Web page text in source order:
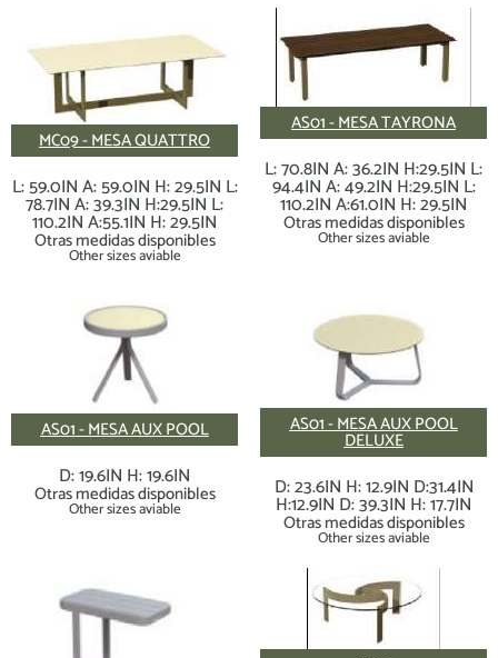
MC09 - MESA QUATTRO
L: 59.0IN A: 59.0IN H: 29.5IN L:
78.7IN A: 39.3IN H:29.5IN L:
110.2IN A:55.1IN H: 29.5IN
Otras medidas disponibles
Other sizes aviable
AS01 - MESA TAYRONA
L: 70.8IN A: 36.2IN H:29.5IN L:
94.4IN A: 49.2IN H:29.5IN L:
110.2IN A:61.0IN H: 29.5IN
Otras medidas disponibles
Other sizes aviable
AS01 - MESA AUX POOL
D: 19.6IN H: 19.6IN
Otras medidas disponibles
Other sizes aviable
AS01 - MESA AUX POOL
DELUXE
D: 23.6IN H: 12.9IN D:31.4IN
H:12.9IN D: 39.3IN H: 17.7IN
Otras medidas disponibles
Other sizes aviable